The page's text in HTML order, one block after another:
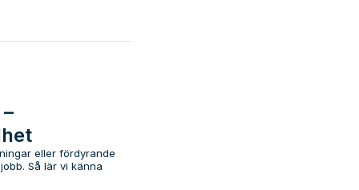
eller fördyrande
Så lär vi känna